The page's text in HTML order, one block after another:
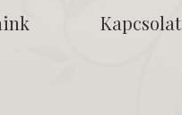
Kapcsolat